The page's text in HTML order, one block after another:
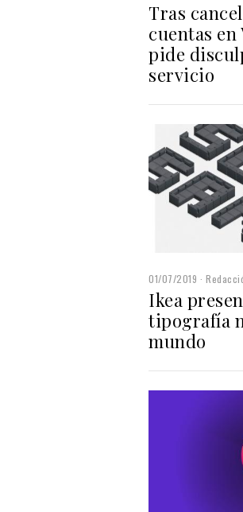
Tras
cuentas en
pide
servicio
01/07/2019
Ikea
tipografía
mundo